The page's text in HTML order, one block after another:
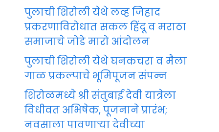
पुलाची शिरोली येथे लव्ह जिहाद
प्रकरणाविरोधात सकल हिंदू व मराठा
समाजाचे जोडे मारो आंदोलन
पुलाची शिरोली येथे घनकचरा व मैला
गाळ प्रकल्पाचे भूमिपूजन संपन्न
शिरोळमध्ये श्री संतुबाई देवी यात्रेला
विधीवत अभिषेक, पूजनाने प्रारंभ;
नवसाला पावणाऱ्या देवीच्या